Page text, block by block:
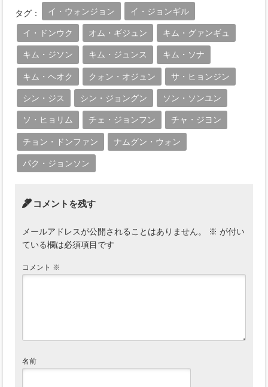
タグ： イ・ウォンジョン イ・ジョンギル
イ・ドンウク オム・ギジュン キム・グァンギュ
キム・ジソン キム・ジュンス キム・ソナ
キム・ヘオク クォン・オジュン サ・ヒョンジン
シン・ジス シン・ジョングン ソン・ソンユン
ソ・ヒョリム チェ・ジョンフン チャ・ジヨン
チョン・ドンファン ナムグン・ウォン
パク・ジョンソン
コメントを残す
メールアドレスが公開されることはありません。 ※ が付い
ている欄は必須項目です
コメント ※
名前